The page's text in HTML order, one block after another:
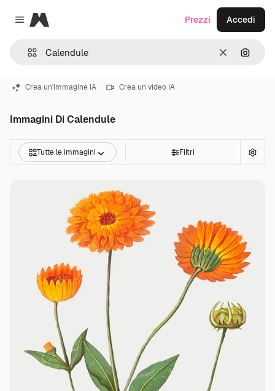
Close menu
Magnific
CancellaCerca
Prezzi Accedi
Crea un'immagine IA Crea un video IA
Immagini Di Calendule
Tutte le immagini Filtri